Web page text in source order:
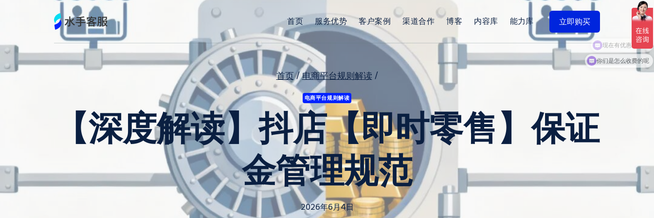
容
首页 服务优势 客户案例 渠道合作 博客 内容库 能力库 立即购买
首页 / 电商平台规则解读 /
电商平台规则解读
【深度解读】抖店【即时零售】保证
金管理规范
2026年6月4日
现在有优惠活动吗